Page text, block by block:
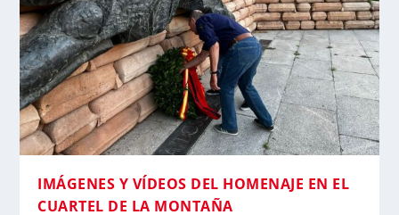
IMÁGENES Y VÍDEOS DEL HOMENAJE EN EL
CUARTEL DE LA MONTAÑA